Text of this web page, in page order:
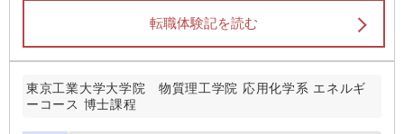
転職体験記を読む
東京工業大学大学院 物質理工学院 応用化学系 エネルギ
ーコース 博士課程